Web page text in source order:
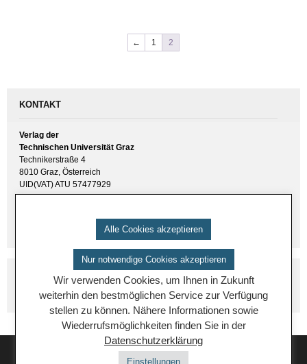
← 1 2
KONTAKT
Verlag der
Technischen Universität Graz
Technikerstraße 4
8010 Graz, Österreich
UID(VAT) ATU 57477929
Alle Cookies akzeptieren
Nur notwendige Cookies akzeptieren
Wir verwenden Cookies, um Ihnen in Zukunft
weiterhin den bestmöglichen Service zur Verfügung
stellen zu können. Nähere Informationen sowie
Wiederrufsmöglichkeiten finden Sie in der
Datenschutzerklärung
Einstellungen